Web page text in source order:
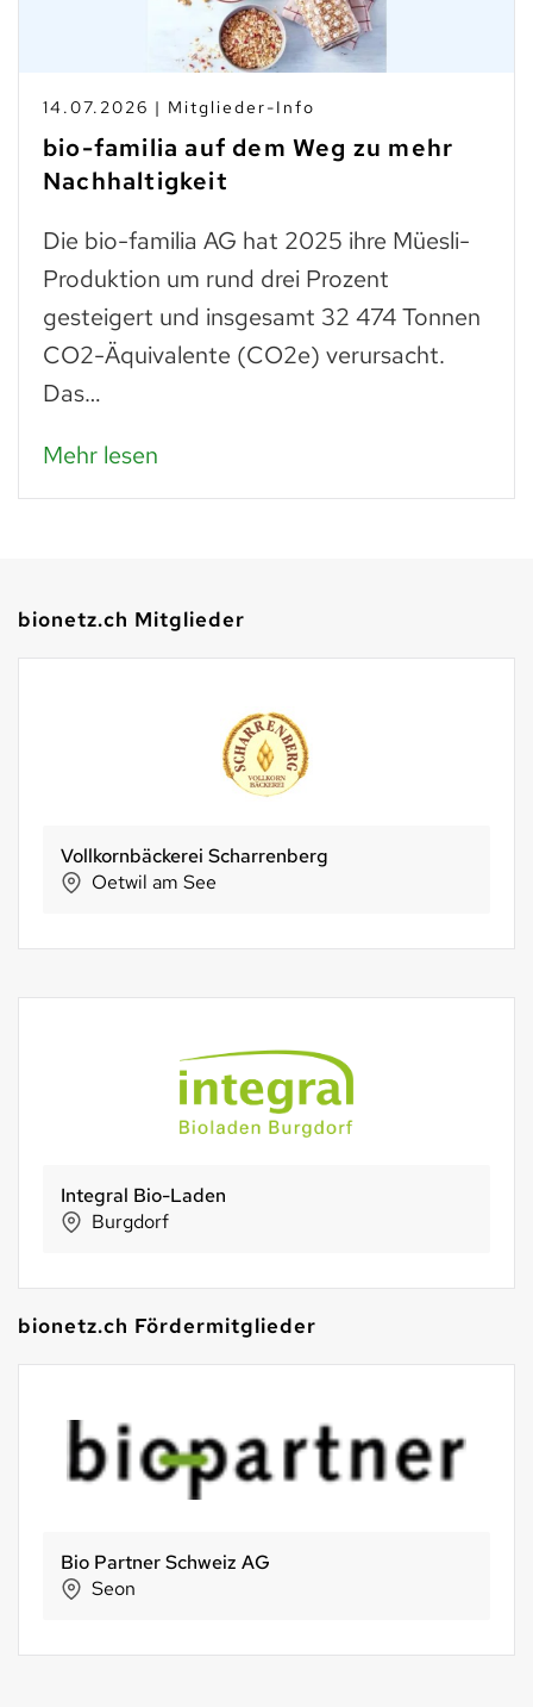
14.07.2026 | Mitglieder-Info
bio-familia auf dem Weg zu mehr
Nachhaltigkeit
Die bio-familia AG hat 2025 ihre Müesli-
Produktion um rund drei Prozent
gesteigert und insgesamt 32 474 Tonnen
CO2-Äquivalente (CO2e) verursacht.
Das…
Mehr lesen
bionetz.ch Mitglieder
Witiker
Zürich
SWISSGUM AG
Tägerwilen
bionetz.ch Fördermitglieder
Phag GmbH
Walchwil